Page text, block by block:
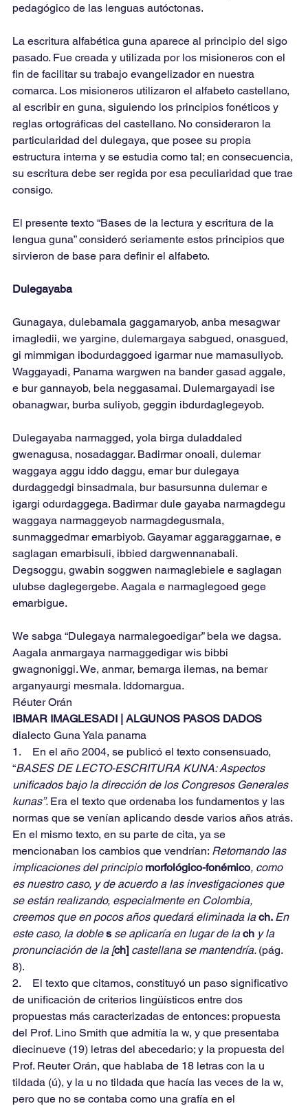
pedagógico de las lenguas autóctonas.
La escritura alfabética guna aparece al principio del sigo
pasado. Fue creada y utilizada por los misioneros con el
fin de facilitar su trabajo evangelizador en nuestra
comarca. Los misioneros utilizaron el alfabeto castellano,
al escribir en guna, siguiendo los principios fonéticos y
reglas ortográficas del castellano. No consideraron la
particularidad del dulegaya, que posee su propia
estructura interna y se estudia como tal; en consecuencia,
su escritura debe ser regida por esa peculiaridad que trae
consigo.
El presente texto “Bases de la lectura y escritura de la
lengua guna” consideró seriamente estos principios que
sirvieron de base para definir el alfabeto.
Dulegayaba
Gunagaya, dulebamala gaggamaryob, anba mesagwar
imagledii, we yargine, dulemargaya sabgued, onasgued,
gi mimmigan ibodurdaggoed igarmar nue mamasuliyob.
Waggayadi, Panama wargwen na bander gasad aggale,
e bur gannayob, bela neggasamai. Dulemargayadi ise
obanagwar, burba suliyob, geggin ibdurdaglegeyob.
Dulegayaba narmagged, yola birga duladdaled
gwenagusa, nosadaggar. Badirmar onoali, dulemar
waggaya aggu iddo daggu, emar bur dulegaya
durdaggedgi binsadmala, bur basursunna dulemar e
igargi odurdaggega. Badirmar dule gayaba narmagdegu
waggaya narmaggeyob narmagdegusmala,
sunmaggedmar emarbiyob. Gayamar aggaraggarnae, e
saglagan emarbisuli, ibbied dargwennanabali.
Degsoggu, gwabin soggwen narmaglebiele e saglagan
ulubse daglegergebe. Aagala e narmaglegoed gege
emarbigue.
We sabga “Dulegaya narmalegoedigar” bela we dagsa.
Aagala anmargaya narmaggedigar wis bibbi
gwagnoniggi. We, anmar, bemarga ilemas, na bemar
arganyaurgi mesmala. Iddomargua.
Réuter Orán
IBMAR IMAGLESADI | ALGUNOS PASOS DADOS
dialecto Guna Yala panama
1.    En el año 2004, se publicó el texto consensuado,
“BASES DE LECTO-ESCRITURA KUNA: Aspectos
unificados bajo la dirección de los Congresos Generales
kunas”. Era el texto que ordenaba los fundamentos y las
normas que se venían aplicando desde varios años atrás.
En el mismo texto, en su parte de cita, ya se
mencionaban los cambios que vendrían: Retomando las
implicaciones del principio morfológico-fonémico, como
es nuestro caso, y de acuerdo a las investigaciones que
se están realizando, especialmente en Colombia,
creemos que en pocos años quedará eliminada la ch. En
este caso, la doble s se aplicaría en lugar de la ch y la
pronunciación de la [ch] castellana se mantendría. (pág.
8).
2.    El texto que citamos, constituyó un paso significativo
de unificación de criterios lingüísticos entre dos
propuestas más caracterizadas de entonces: propuesta
del Prof. Lino Smith que admitía la w, y que presentaba
diecinueve (19) letras del abecedario; y la propuesta del
Prof. Reuter Orán, que hablaba de 18 letras con la u
tildada (ú), y la u no tildada que hacía las veces de la w,
pero que no se contaba como una grafía en el